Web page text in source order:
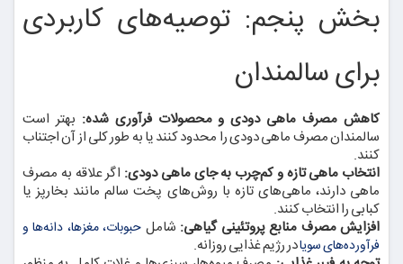
بخش پنجم: توصیه‌های کاربردی
برای سالمندان
کاهش مصرف ماهی دودی و محصولات فرآوری شده: بهتر است
سالمندان مصرف ماهی دودی را محدود کنند یا به طور کلی از آن اجتناب
کنند.
انتخاب ماهی تازه و کم‌چرب به جای ماهی دودی: اگر علاقه به مصرف
ماهی دارند، ماهی‌های تازه با روش‌های پخت سالم مانند بخارپز یا
کبابی را انتخاب کنند.
افزایش مصرف منابع پروتئینی گیاهی: شامل حبوبات، مغزها، دانه‌ها و
فرآورده‌های سویادر رژیم غذایی روزانه.